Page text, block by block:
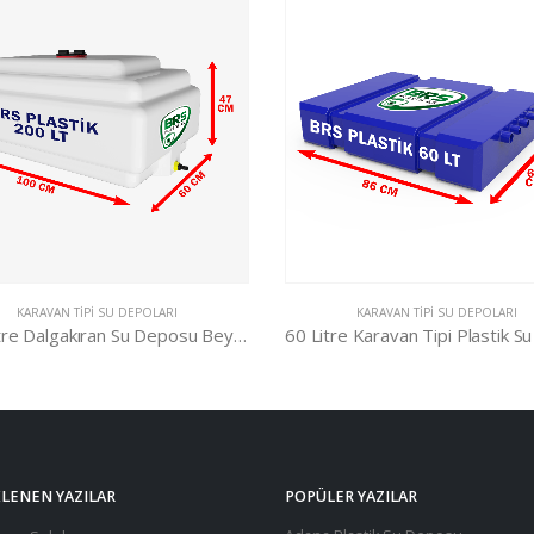
KARAVAN TIPI SU DEPOLARI
60 Litre Karavan Tipi Plastik Su Deposu Mavi
KARAVAN TIPI SU DEPOLARI
YAZILAR
POPÜLER YAZILAR